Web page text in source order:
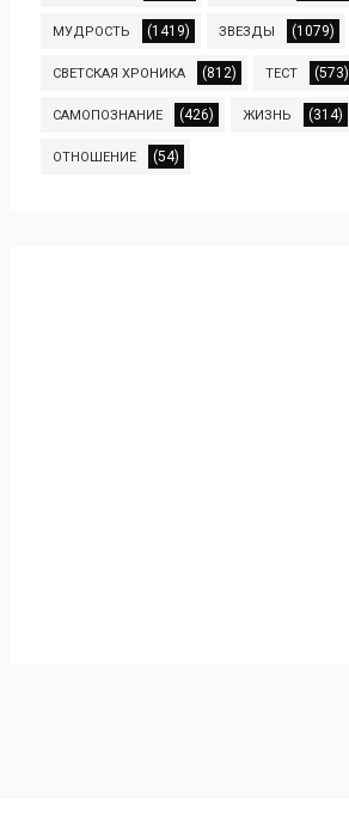
МУДРОСТЬ (1419) ЗВЕЗДЫ (1079)
СВЕТСКАЯ ХРОНИКА (812) ТЕСТ (573)
САМОПОЗНАНИЕ (426) ЖИЗНЬ (314)
ОТНОШЕНИЕ (54)